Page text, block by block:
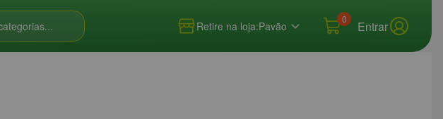
Retire na loja:Pavão
0 Entrar